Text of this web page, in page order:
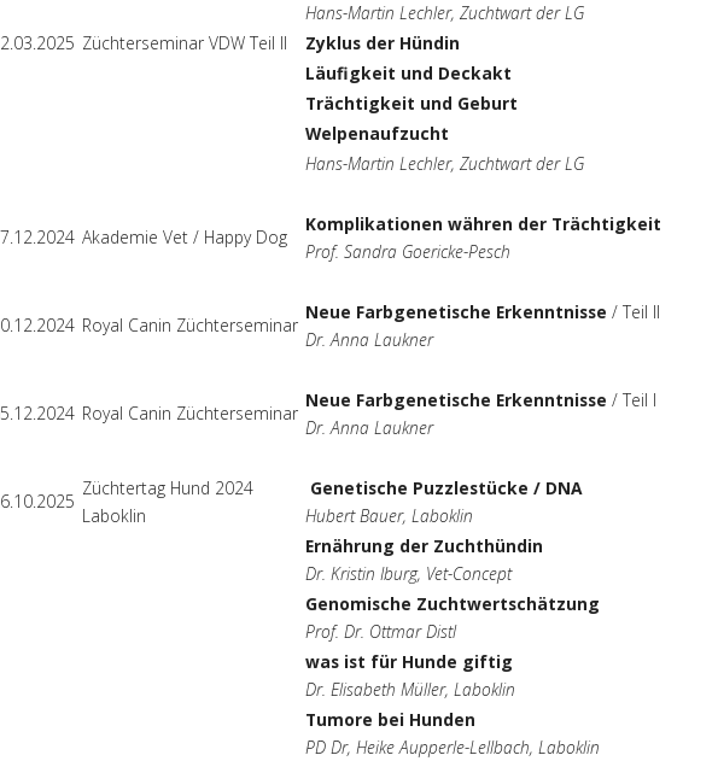
Hans-Martin Lechler, Zuchtwart der LG
Züchterseminar VDW Teil II
Zyklus der Hündin
Läufigkeit und Deckakt
Trächtigkeit und Geburt
Welpenaufzucht
Hans-Martin Lechler, Zuchtwart der LG
Akademie Vet / Happy Dog
Komplikationen währen der Trächtigkeit
Prof. Sandra Goericke-Pesch
Royal Canin Züchterseminar
Neue Farbgenetische Erkenntnisse / Teil II
Dr. Anna Laukner
Royal Canin Züchterseminar
Neue Farbgenetische Erkenntnisse / Teil I
Dr. Anna Laukner
Züchtertag Hund 2024
Laboklin
Genetische Puzzlestücke / DNA
Hubert Bauer, Laboklin
Ernährung der Zuchthündin
Dr. Kristin Iburg, Vet-Concept
Genomische Zuchtwertschätzung
Prof. Dr. Ottmar Distl
was ist für Hunde giftig
Dr. Elisabeth Müller, Laboklin
Tumore bei Hunden
PD Dr, Heike Aupperle-Lellbach, Laboklin